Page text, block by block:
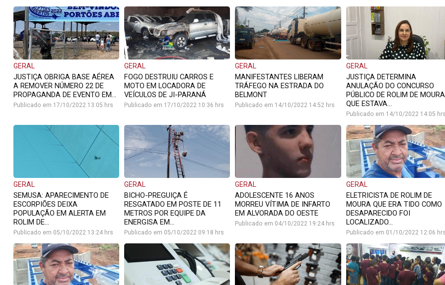
GERAL
JUSTIÇA OBRIGA BASE AÉREA
A REMOVER NÚMERO 22 DE
PROPAGANDA DE EVENTO EM...
Publicado em 17/10/2022 13:05 hrs
GERAL
FOGO DESTRUIU CARROS E
MOTO EM LOCADORA DE
VEÍCULOS DE JI-PARANÁ
Publicado em 17/10/2022 10:36 hrs
GERAL
MANIFESTANTES LIBERAM
TRÁFEGO NA ESTRADA DO
BELMONT
Publicado em 14/10/2022 14:52 hrs
GERAL
JUSTIÇA DETERMINA
ANULAÇÃO DO CONCURSO
PÚBLICO DE ROLIM DE MOURA
QUE ESTAVA...
Publicado em 14/10/2022 14:05
GERAL
SEMUSA: APARECIMENTO DE
ESCORPIÕES DEIXA
POPULAÇÃO EM ALERTA EM
ROLIM DE...
Publicado em 05/10/2022 13:24 hrs
GERAL
BICHO-PREGUIÇA É
RESGATADO EM POSTE DE 11
METROS POR EQUIPE DA
ENERGISA EM...
Publicado em 05/10/2022 09:18 hrs
GERAL
ADOLESCENTE 16 ANOS
MORREU VÍTIMA DE INFARTO
EM ALVORADA DO OESTE
Publicado em 04/10/2022 19:24 hrs
GERAL
ELETRICISTA DE ROLIM DE
MOURA QUE ERA TIDO COMO
DESAPARECIDO FOI
LOCALIZADO...
Publicado em 01/10/2022 12:06